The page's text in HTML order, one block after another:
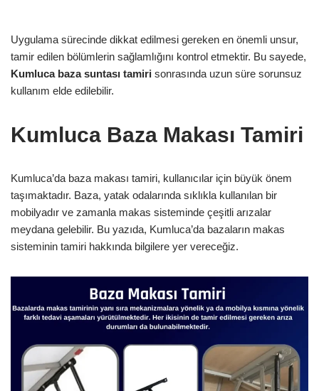
Uygulama sürecinde dikkat edilmesi gereken en önemli unsur,
tamir edilen bölümlerin sağlamlığını kontrol etmektir. Bu sayede,
Kumluca baza suntası tamiri sonrasında uzun süre sorunsuz
kullanım elde edilebilir.
Kumluca Baza Makası Tamiri
Kumluca’da baza makası tamiri, kullanıcılar için büyük önem
taşımaktadır. Baza, yatak odalarında sıklıkla kullanılan bir
mobilyadır ve zamanla makas sisteminde çeşitli arızalar
meydana gelebilir. Bu yazıda, Kumluca’da bazaların makas
sisteminin tamiri hakkında bilgilere yer vereceğiz.